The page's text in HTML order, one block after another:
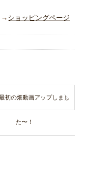
→ ショッピングページ
初の畑動画アップしまし
た〜！